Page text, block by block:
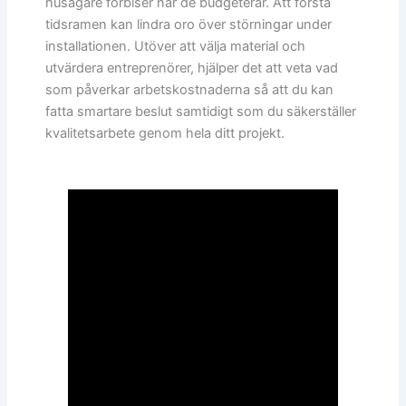
tidsramen kan lindra oro över störningar under
installationen. Utöver att välja material och
utvärdera entreprenörer, hjälper det att veta vad
som påverkar arbetskostnaderna så att du kan
fatta smartare beslut samtidigt som du säkerställer
kvalitetsarbete genom hela ditt projekt.